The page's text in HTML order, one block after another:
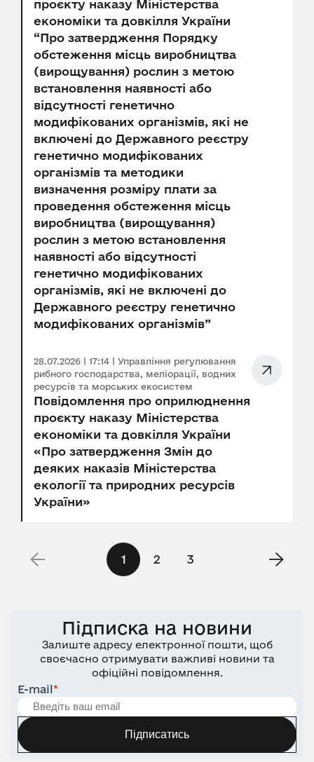
проєкту наказу Міністерства
економіки та довкілля України
“Про затвердження Порядку
обстеження місць виробництва
(вирощування) рослин з метою
встановлення наявності або
відсутності генетично
модифікованих організмів, які не
включені до Державного реєстру
генетично модифікованих
організмів та методики
визначення розміру плати за
проведення обстеження місць
виробництва (вирощування)
рослин з метою встановлення
наявності або відсутності
генетично модифікованих
організмів, які не включені до
Державного реєстру генетично
модифікованих організмів”
28.07.2026 | 17:14 | Управління регулювання
рибного господарства, меліорації, водних
ресурсів та морських екосистем
Повідомлення про оприлюднення
проєкту наказу Міністерства
економіки та довкілля України
«Про затвердження Змін до
деяких наказів Міністерства
екології та природних ресурсів
України»
1 2 3
Підписка на новини
Залиште адресу електронної пошти, щоб
своєчасно отримувати важливі новини та
офіційні повідомлення.
E-mail*
Підписатись